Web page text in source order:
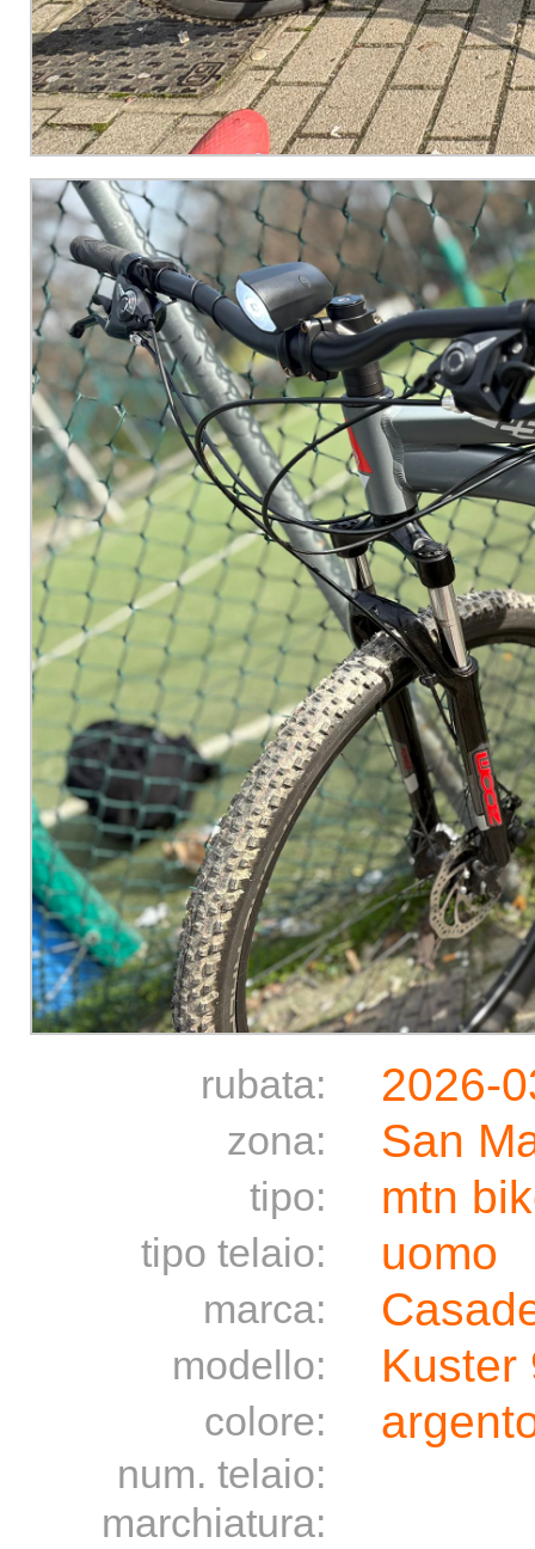
rubata: 2026-
zona: San
tipo: mtn
tipo telaio: uomo
marca:
modello: Kuster
colore:
num. telaio:
marchiatura: